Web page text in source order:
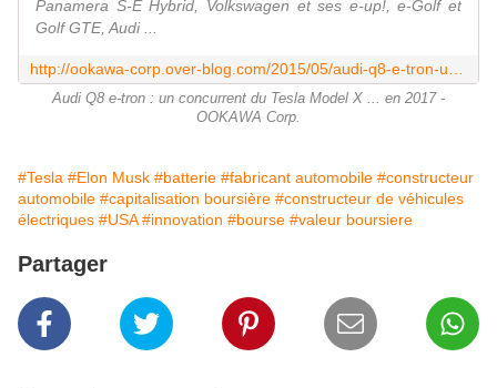
Panamera S-E Hybrid, Volkswagen et ses e-up!, e-Golf et
Golf GTE, Audi ...
Audi Q8 e-tron : un concurrent du Tesla Model X ... en 2017 -
OOKAWA Corp.
#Tesla #Elon Musk #batterie #fabricant automobile #constructeur
automobile #capitalisation boursière #constructeur de véhicules
électriques #USA #innovation #bourse #valeur boursiere
Partager